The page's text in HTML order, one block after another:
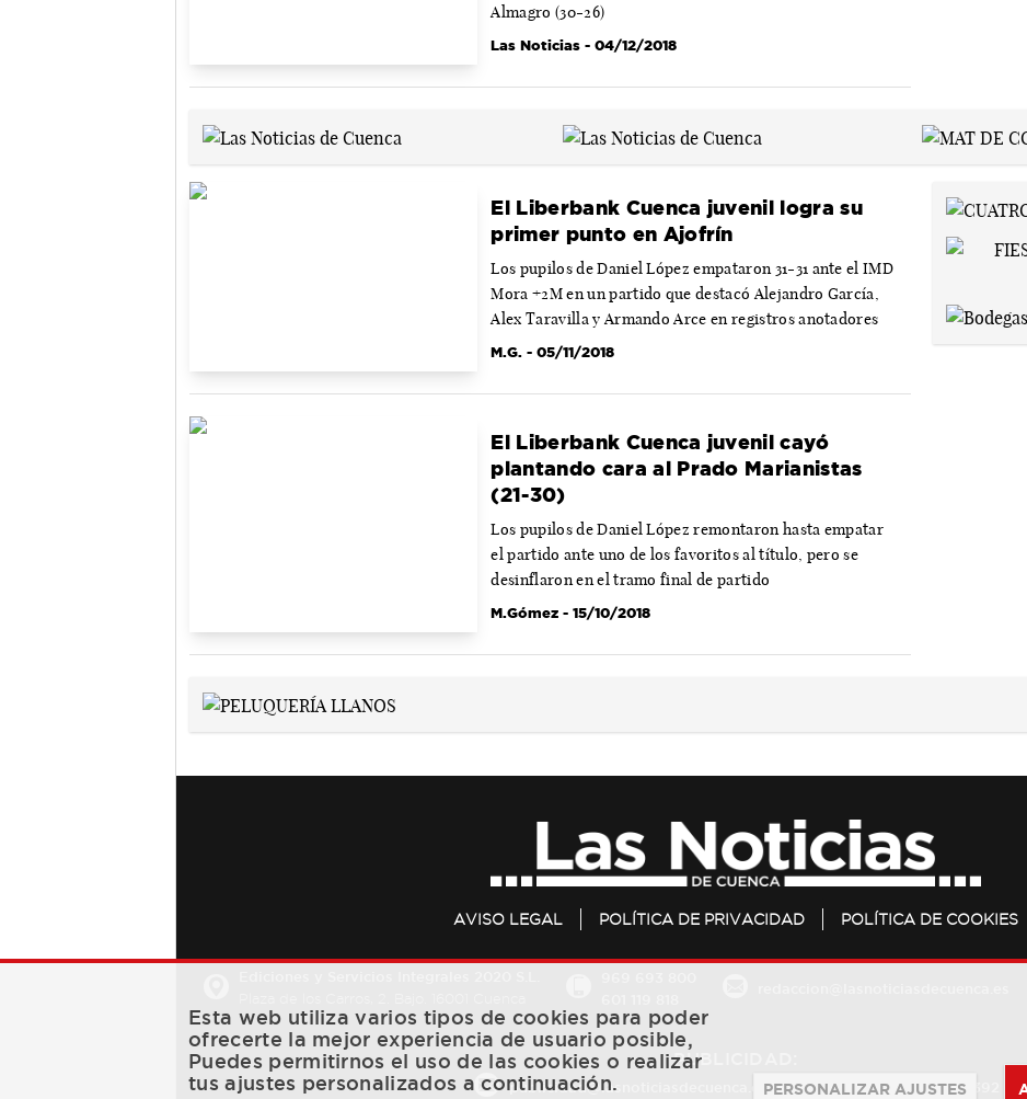
Almagro (30-26)
Las Noticias - 04/12/2018
El Liberbank Cuenca juvenil logra su
primer punto en Ajofrín
Los pupilos de Daniel López empataron 31-31 ante el IMD
Mora +2M en un partido que destacó Alejandro García,
Alex Taravilla y Armando Arce en registros anotadores
M.G. - 05/11/2018
El Liberbank Cuenca juvenil cayó
plantando cara al Prado Marianistas
(21-30)
Los pupilos de Daniel López remontaron hasta empatar
el partido ante uno de los favoritos al título, pero se
desinflaron en el tramo final de partido
M.Gómez - 15/10/2018
AVISO LEGAL POLÍTICA DE PRIVACIDAD POLÍTICA DE COOKIES
PUBLICIDAD:
publicidad@lasnoticiasdecuenca.es 684 126 573 / 670 726 392
Esta web utiliza varios tipos de cookies para poder
ofrecerte la mejor experiencia de usuario posible,
Puedes permitirnos el uso de las cookies o realizar
tus ajustes personalizados a continuación.
PERSONALIZAR AJUSTES